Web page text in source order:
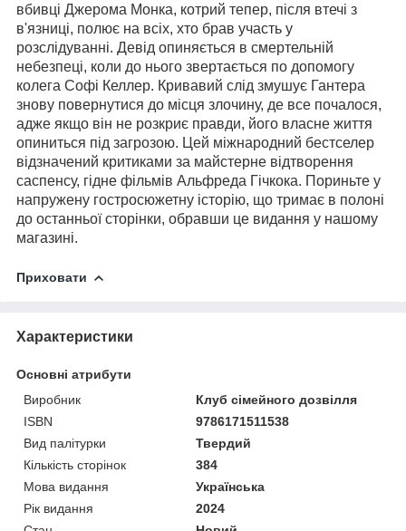
вбивці Джерома Монка, котрий тепер, після втечі з
в'язниці, полює на всіх, хто брав участь у
розслідуванні. Девід опиняється в смертельній
небезпеці, коли до нього звертається по допомогу
колега Софі Келлер. Кривавий слід змушує Гантера
знову повернутися до місця злочину, де все почалося,
адже якщо він не розкриє правди, його власне життя
опиниться під загрозою. Цей міжнародний бестселер
відзначений критиками за майстерне відтворення
саспенсу, гідне фільмів Альфреда Гічкока. Пориньте у
напружену гостросюжетну історію, що тримає в полоні
до останньої сторінки, обравши це видання у нашому
магазині.
Приховати
Характеристики
Основні атрибути
Виробник
Клуб сімейного дозвілля
ISBN
9786171511538
Вид палітурки
Твердий
Кількість сторінок
384
Мова видання
Українська
Рік видання
2024